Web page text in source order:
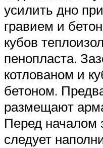
усилить дно
гравием и
кубов
пенопласта.
котлованом и
бетоном.
размещают
Перед началом
следует